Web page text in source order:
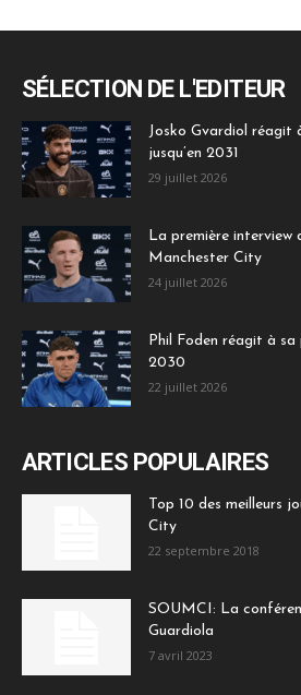
SÉLECTION DE L'EDITEUR
Josko Gvardiol réagit
jusqu’en 2031
29 juillet 2026
La première interview
Manchester City
24 juillet 2026
Phil Foden réagit à sa
2030
22 juillet 2026
ARTICLES POPULAIRES
Top 10 des meilleurs
City
22 septembre 2018
SOUMCI: La
Guardiola
7 avril 2023